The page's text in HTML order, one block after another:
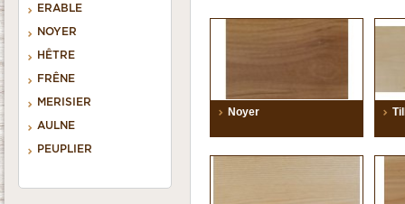
ERABLE
NOYER
HÊTRE
FRÊNE
MERISIER
AULNE
PEUPLIER
Noyer